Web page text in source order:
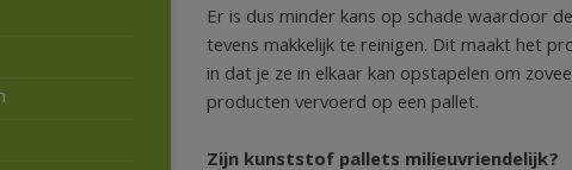
Er is dus minder kans op schade waardoor
tevens makkelijk te reinigen. Dit maakt het
in dat je ze in elkaar kan opstapelen om
producten vervoerd op een pallet.
Zijn kunststof pallets milieuvriendelijk?